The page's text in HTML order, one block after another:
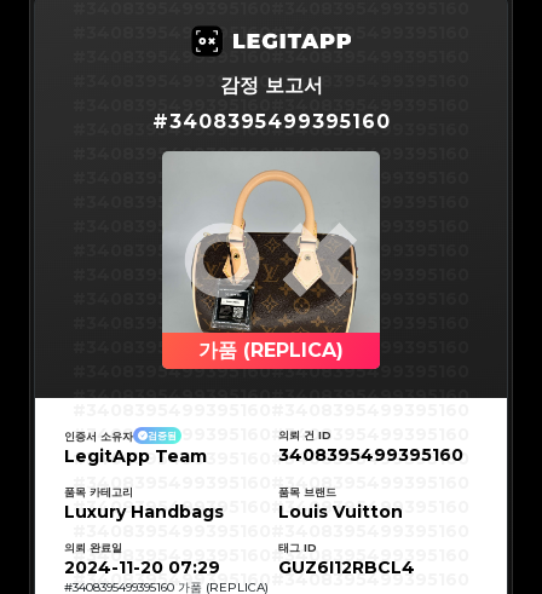
#3066123689299189#3066123689299189
#3066123689299189#3066123689299189
#3066123689299189#3066123689299189
#3066123689299189#3066123689299189
#3066123689299189#3066123689299189
#3066123689299189#3066123689299189
#3066123689299189#3066123689299189
#3066123689299189
#3066123689299189
#3066123689299189
#3066123689299189
#3066123689299189#3066123689299189
#3066123689299189#3066123689299189
#3066123689299189#3066123689299189
#3066123689299189#3066123689299189
#3066123689299189#3066123689299189
#3066123689299189#3066123689299189
#3066123689299189
#3066123689299189
#3066123689299189
#3066123689299189
#3066123689299189
#3066123689299189
#3066123689299189
#3066123689299189
#3066123689299189
#3066123689299189
#3066123689299189
#3066123689299189#3066123689299189
#3066123689299189#3066123689299189
#3066123689299189#3066123689299189
#3066123689299189
#3066123689299189
#3066123689299189#3066123689299189
#3066123689299189
#3066123689299189
#3066123689299189#3066123689299189
#3066123689299189#3066123689299189
#3066123689299189#3066123689299189
#3066123689299189#3066123689299189
#3066123689299189#3066123689299189
#3066123689299189#3066123689299189
#3066123689299189#3066123689299189
#3066123689299189
#3066123689299189
#3066123689299189
#3066123689299189
#3066123689299189
#3066123689299189
#3066123689299189
#3066123689299189
#3066123689299189
#3066123689299189
#3066123689299189
#3408395499395160#3408395499395160
#3408395499395160#3408395499395160
#3408395499395160#3408395499395160
#3408395499395160#3408395499395160
#3408395499395160#3408395499395160
#3408395499395160#3408395499395160
#3408395499395160
#3408395499395160
#3408395499395160
#3408395499395160
#3408395499395160#3408395499395160
#3408395499395160#3408395499395160
#3408395499395160#3408395499395160
#3408395499395160#3408395499395160
#3408395499395160#3408395499395160
#3408395499395160#3408395499395160
#3408395499395160#3408395499395160
#3408395499395160
#3408395499395160
#3408395499395160
#3408395499395160
#3408395499395160
#3408395499395160
#3408395499395160
#3408395499395160
#3408395499395160
#3408395499395160
#3408395499395160
#3408395499395160
#3408395499395160
감정 보고서
#3408395499395160
가품 (REPLICA)
#3408395499395160
#3408395499395160
#3408395499395160
#3408395499395160
#3408395499395160
#3408395499395160
#3408395499395160
#3408395499395160
#3408395499395160
#3408395499395160
#3408395499395160
#3408395499395160
인증서 소유자 검증됨
LegitApp Team
의뢰 건 ID
3408395499395160
품목 카테고리
Luxury Handbags
품목 브랜드
Louis Vuitton
의뢰 완료일
2024-11-20 07:29
태그 ID
GUZ6I12RBCL4
#3408395499395160 가품 (REPLICA)